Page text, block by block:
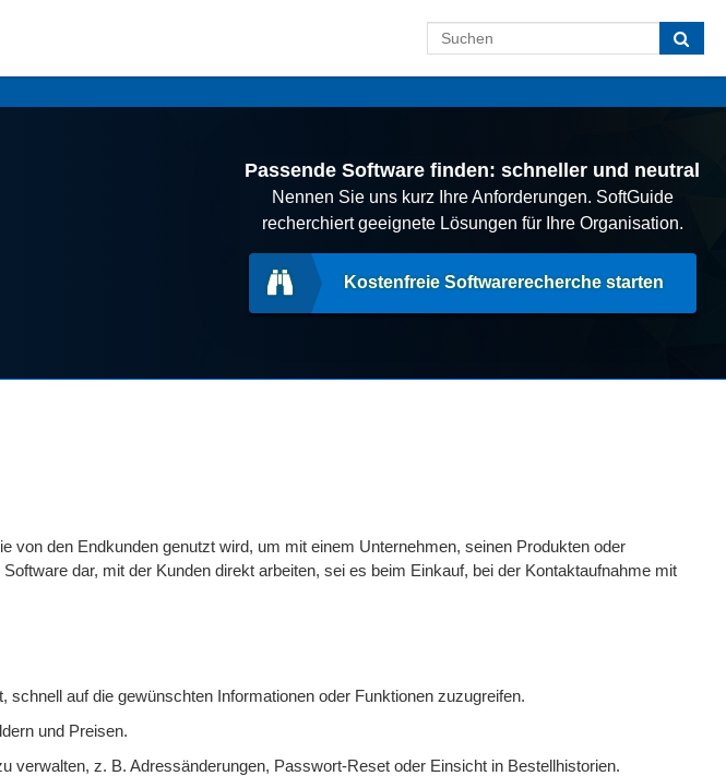
Passende Software finden: schneller und neutral
Nennen Sie uns kurz Ihre Anforderungen. SoftGuide
recherchiert geeignete Lösungen für Ihre Organisation.
Kostenfreie Softwarerecherche starten
von den Endkunden genutzt wird, um mit einem Unternehmen, seinen Produkten oder
dar, mit der Kunden direkt arbeiten, sei es beim Einkauf, bei der Kontaktaufnahme mit
auf die gewünschten Informationen oder Funktionen zuzugreifen.
und Preisen.
verwalten, z. B. Adressänderungen, Passwort-Reset oder Einsicht in Bestellhistorien.